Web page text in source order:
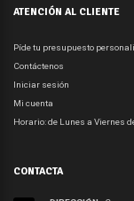
ATENCIÓN AL CLIENTE
Píde tu presupuesto
Contáctenos
Iniciar sesión
Mi cuenta
Horario: de Lunes a Viernes
CONTACTA